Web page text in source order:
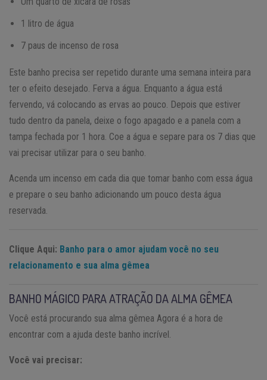
1 litro de água
7 paus de incenso de rosa
Este banho precisa ser repetido durante uma semana inteira para
ter o efeito desejado. Ferva a água. Enquanto a água está
fervendo, vá colocando as ervas ao pouco. Depois que estiver
tudo dentro da panela, deixe o fogo apagado e a panela com a
tampa fechada por 1 hora. Coe a água e separe para os 7 dias que
vai precisar utilizar para o seu banho.
Acenda um incenso em cada dia que tomar banho com essa água
e prepare o seu banho adicionando um pouco desta água
reservada.
Clique Aqui: Banho para o amor ajudam você no seu
relacionamento e sua alma gêmea
BANHO MÁGICO PARA ATRAÇÃO DA ALMA GÊMEA
Você está procurando sua alma gêmea Agora é a hora de
encontrar com a ajuda deste banho incrível.
Você vai precisar: